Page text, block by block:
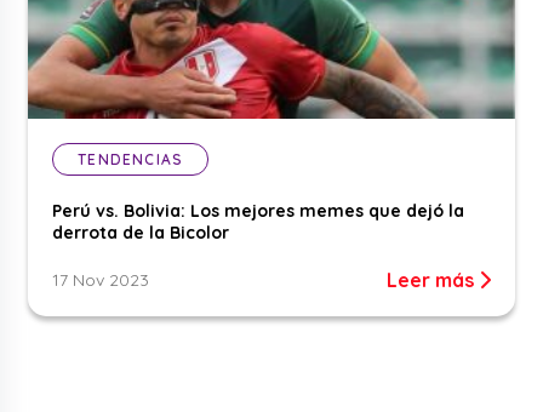
TENDENCIAS
Perú vs. Bolivia: Los mejores memes que dejó la
derrota de la Bicolor
17 Nov 2023 Leer más